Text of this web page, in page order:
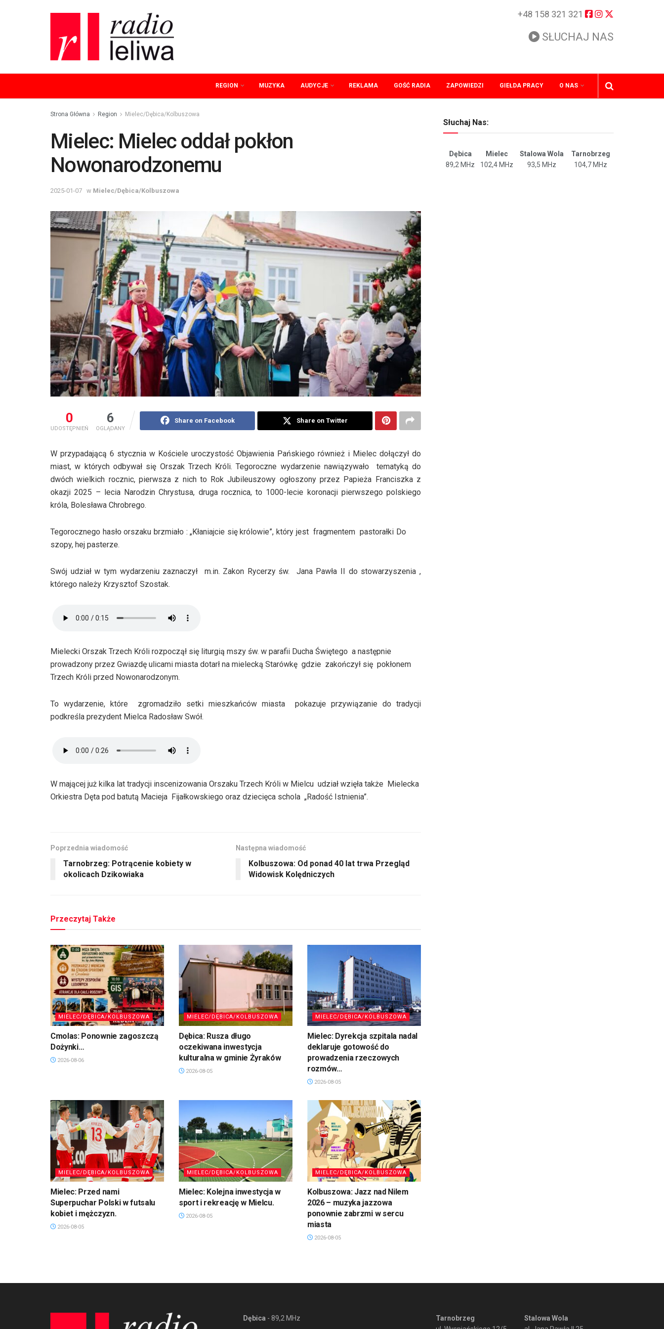
+48 158 321 321
SŁUCHAJ NAS
REGION MUZYKA AUDYCJE REKLAMA GOŚĆ RADIA ZAPOWIEDZI GIEŁDA PRACY O NAS
Strona Główna Region Mielec/Dębica/Kolbuszowa
Mielec: Mielec oddał pokłon
Nowonarodzonemu
2025-01-07 w Mielec/Dębica/Kolbuszowa
0
UDOSTĘPNIEŃ
6
OGLĄDANY
Share on Facebook Share on Twitter
W przypadającą 6 stycznia w Kościele uroczystość Objawienia Pańskiego również i Mielec dołączył do
miast, w których odbywał się Orszak Trzech Króli. Tegoroczne wydarzenie nawiązywało tematyką do
dwóch wielkich rocznic, pierwsza z nich to Rok Jubileuszowy ogłoszony przez Papieża Franciszka z
okazji 2025 – lecia Narodzin Chrystusa, druga rocznica, to 1000-lecie koronacji pierwszego polskiego
króla, Bolesława Chrobrego.
Tegorocznego hasło orszaku brzmiało : „Kłaniajcie się królowie”, który jest fragmentem pastorałki Do
szopy, hej pasterze.
Swój udział w tym wydarzeniu zaznaczył m.in. Zakon Rycerzy św. Jana Pawła II do stowarzyszenia ,
którego należy Krzysztof Szostak.
Mielecki Orszak Trzech Króli rozpoczął się liturgią mszy św. w parafii Ducha Świętego a następnie
prowadzony przez Gwiazdę ulicami miasta dotarł na mielecką Starówkę gdzie zakończył się pokłonem
Trzech Króli przed Nowonarodzonym.
To wydarzenie, które zgromadziło setki mieszkańców miasta pokazuje przywiązanie do tradycji
podkreśla prezydent Mielca Radosław Swół.
W mającej już kilka lat tradycji inscenizowania Orszaku Trzech Króli w Mielcu udział wzięła także Mielecka
Orkiestra Dęta pod batutą Macieja Fijałkowskiego oraz dziecięca schola „Radość Istnienia”.
Poprzednia wiadomość
Tarnobrzeg: Potrącenie kobiety w
okolicach Dzikowiaka
Następna wiadomość
Kolbuszowa: Od ponad 40 lat trwa Przegląd
Widowisk Kolędniczych
Przeczytaj Także
MIELEC/DĘBICA/KOLBUSZOWA
Cmolas: Ponownie zagoszczą
Dożynki…
2026-08-06
MIELEC/DĘBICA/KOLBUSZOWA
Dębica: Rusza długo
oczekiwana inwestycja
kulturalna w gminie Żyraków
2026-08-05
MIELEC/DĘBICA/KOLBUSZOWA
Mielec: Dyrekcja szpitala nadal
deklaruje gotowość do
prowadzenia rzeczowych
rozmów…
2026-08-05
MIELEC/DĘBICA/KOLBUSZOWA
Mielec: Przed nami
Superpuchar Polski w futsalu
kobiet i mężczyzn.
2026-08-05
MIELEC/DĘBICA/KOLBUSZOWA
Mielec: Kolejna inwestycja w
sport i rekreację w Mielcu.
2026-08-05
MIELEC/DĘBICA/KOLBUSZOWA
Kolbuszowa: Jazz nad Nilem
2026 – muzyka jazzowa
ponownie zabrzmi w sercu
miasta
2026-08-05
Słuchaj Nas:
Dębica Mielec Stalowa Wola
Tarnobrzeg
89,2 MHz
102,4 MHz 93,5 MHz 104,7 MHz
Dębica - 89,2 MHz
Tarnobrzeg
Stalowa Wola